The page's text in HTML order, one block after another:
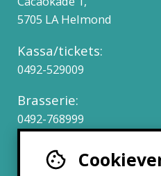
5705 LA Helmond
Kassa/tickets:
0492-529009
Brasserie:
0492-768999
Werken bij